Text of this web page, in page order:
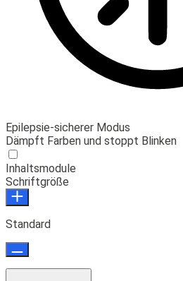
Epilepsie-sicherer Modus
Dämpft Farben und stoppt Blinken
Inhaltsmodule
Schriftgröße
Standard